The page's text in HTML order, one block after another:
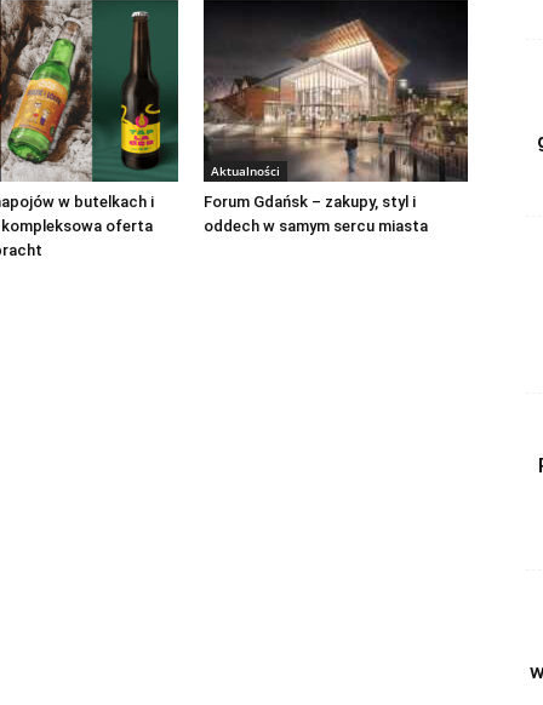
w butelkach i
oferta
Aktualności
Forum Gdańsk – zakupy, styl i
oddech w samym sercu miasta